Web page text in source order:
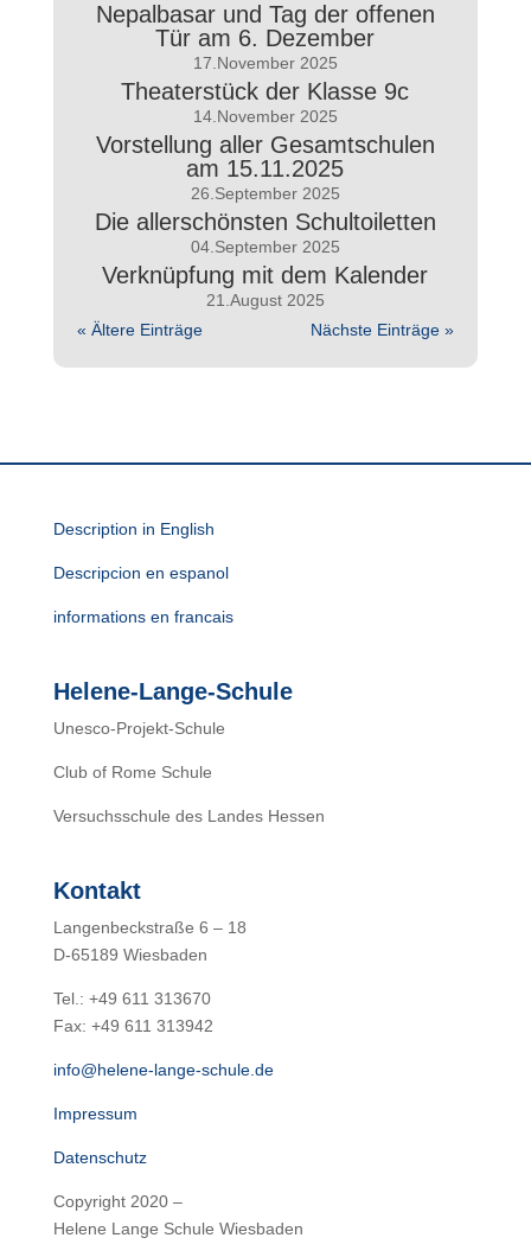
Nepalbasar und Tag der offenen
Tür am 6. Dezember
17.November 2025
Theaterstück der Klasse 9c
14.November 2025
Vorstellung aller Gesamtschulen
am 15.11.2025
26.September 2025
Die allerschönsten Schultoiletten
04.September 2025
Verknüpfung mit dem Kalender
21.August 2025
« Ältere Einträge
Nächste Einträge »
Description in English
Descripcion en espanol
informations en francais
Helene-Lange-Schule
Unesco-Projekt-Schule
Club of Rome Schule
Versuchsschule des Landes Hessen
Kontakt
Langenbeckstraße 6 – 18
D-65189 Wiesbaden
Tel.: +49 611 313670
Fax: +49 611 313942
info@helene-lange-schule.de
Impressum
Datenschutz
Copyright 2020 –
Helene Lange Schule Wiesbaden